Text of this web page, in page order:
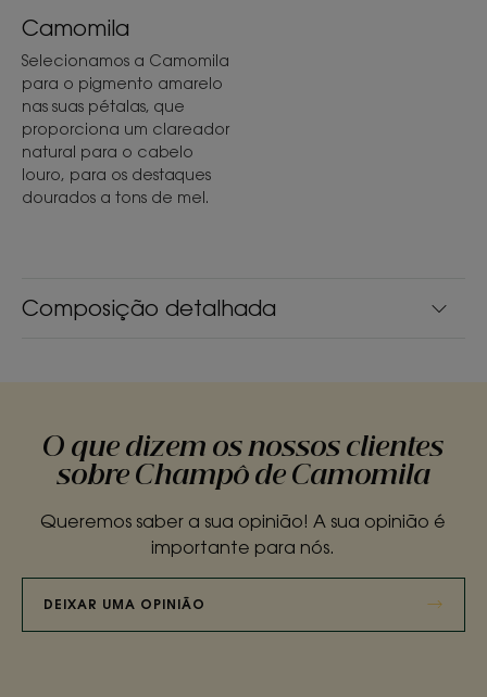
Composição detalhada
Camomila
Selecionamos a Camomila
para o pigmento amarelo
nas suas pétalas, que
proporciona um clareador
natural para o cabelo
louro, para os destaques
dourados a tons de mel.
O que dizem os nossos clientes
sobre Champô de Camomila
Queremos saber a sua opinião! A sua opinião é
importante para nós.
DEIXAR UMA OPINIÃO